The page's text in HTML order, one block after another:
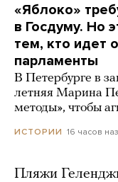
«Яблоко»
в Госдуму. Но
тем, кто идет
парламенты
В Петербурге в
летняя Марина
методы», чтобы
ИСТОРИИ 16 часов
Пляжи